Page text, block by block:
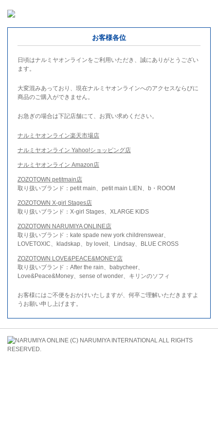
お客様各位
日頃はナルミヤオンラインをご利用いただき、誠にありがとうござい
ます。
大変混みあっており、現在ナルミヤオンラインへのアクセスならびに
商品のご購入ができません。
お急ぎの場合は下記店舗にて、お買い求めください。
ナルミヤオンライン楽天市場店
ナルミヤオンライン Yahoo!ショッピング店
ナルミヤオンライン Amazon店
ZOZOTOWN petitmain店
取り扱いブランド：petit main、petit main LIEN、b・ROOM
ZOZOTOWN X-girl Stages店
取り扱いブランド：X-girl Stages、XLARGE KIDS
ZOZOTOWN NARUMIYA ONLINE店
取り扱いブランド：kate spade new york childrenswear、
LOVETOXIC、kladskap、by loveit、Lindsay、BLUE CROSS
ZOZOTOWN LOVE&PEACE&MONEY店
取り扱いブランド：After the rain、babycheer、
Love&Peace&Money、sense of wonder、キリンのソフィ
お客様にはご不便をおかけいたしますが、何卒ご理解いただきますよ
うお願い申し上げます。